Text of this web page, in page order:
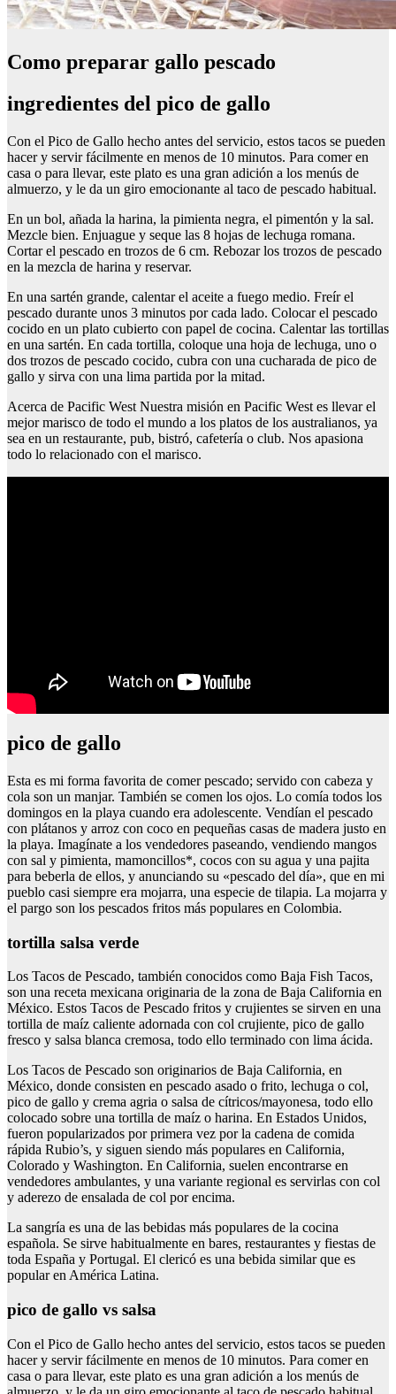
Como preparar gallo pescado
ingredientes del pico de gallo
Con el Pico de Gallo hecho antes del servicio, estos tacos se pueden
hacer y servir fácilmente en menos de 10 minutos. Para comer en
casa o para llevar, este plato es una gran adición a los menús de
almuerzo, y le da un giro emocionante al taco de pescado habitual.
En un bol, añada la harina, la pimienta negra, el pimentón y la sal.
Mezcle bien. Enjuague y seque las 8 hojas de lechuga romana.
Cortar el pescado en trozos de 6 cm. Rebozar los trozos de pescado
en la mezcla de harina y reservar.
En una sartén grande, calentar el aceite a fuego medio. Freír el
pescado durante unos 3 minutos por cada lado. Colocar el pescado
cocido en un plato cubierto con papel de cocina. Calentar las tortillas
en una sartén. En cada tortilla, coloque una hoja de lechuga, uno o
dos trozos de pescado cocido, cubra con una cucharada de pico de
gallo y sirva con una lima partida por la mitad.
Acerca de Pacific West Nuestra misión en Pacific West es llevar el
mejor marisco de todo el mundo a los platos de los australianos, ya
sea en un restaurante, pub, bistró, cafetería o club. Nos apasiona
todo lo relacionado con el marisco.
pico de gallo
Esta es mi forma favorita de comer pescado; servido con cabeza y
cola son un manjar. También se comen los ojos. Lo comía todos los
domingos en la playa cuando era adolescente. Vendían el pescado
con plátanos y arroz con coco en pequeñas casas de madera justo en
la playa. Imagínate a los vendedores paseando, vendiendo mangos
con sal y pimienta, mamoncillos*, cocos con su agua y una pajita
para beberla de ellos, y anunciando su «pescado del día», que en mi
pueblo casi siempre era mojarra, una especie de tilapia. La mojarra y
el pargo son los pescados fritos más populares en Colombia.
tortilla salsa verde
Los Tacos de Pescado, también conocidos como Baja Fish Tacos,
son una receta mexicana originaria de la zona de Baja California en
México. Estos Tacos de Pescado fritos y crujientes se sirven en una
tortilla de maíz caliente adornada con col crujiente, pico de gallo
fresco y salsa blanca cremosa, todo ello terminado con lima ácida.
Los Tacos de Pescado son originarios de Baja California, en
México, donde consisten en pescado asado o frito, lechuga o col,
pico de gallo y crema agria o salsa de cítricos/mayonesa, todo ello
colocado sobre una tortilla de maíz o harina. En Estados Unidos,
fueron popularizados por primera vez por la cadena de comida
rápida Rubio’s, y siguen siendo más populares en California,
Colorado y Washington. En California, suelen encontrarse en
vendedores ambulantes, y una variante regional es servirlas con col
y aderezo de ensalada de col por encima.
La sangría es una de las bebidas más populares de la cocina
española. Se sirve habitualmente en bares, restaurantes y fiestas de
toda España y Portugal. El clericó es una bebida similar que es
popular en América Latina.
pico de gallo vs salsa
Con el Pico de Gallo hecho antes del servicio, estos tacos se pueden
hacer y servir fácilmente en menos de 10 minutos. Para comer en
casa o para llevar, este plato es una gran adición a los menús de